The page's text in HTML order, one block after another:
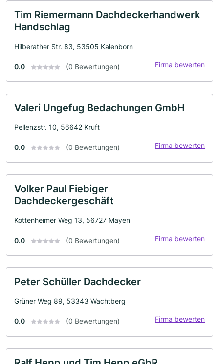
Tim Riemermann Dachdeckerhandwerk
Handschlag
Hilberather Str. 83, 53505 Kalenborn
0.0 (0 Bewertungen) Firma bewerten
Valeri Ungefug Bedachungen GmbH
Pellenzstr. 10, 56642 Kruft
0.0 (0 Bewertungen) Firma bewerten
Volker Paul Fiebiger
Dachdeckergeschäft
Kottenheimer Weg 13, 56727 Mayen
0.0 (0 Bewertungen) Firma bewerten
Peter Schüller Dachdecker
Grüner Weg 89, 53343 Wachtberg
0.0 (0 Bewertungen) Firma bewerten